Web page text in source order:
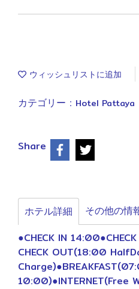
ウィッシュリストに追加
カテゴリー : Hotel Pattaya
Share
ホテル詳細 その他の情
●CHECK IN
CHECK OUT(18:00
10:00)●INTERNET(Free